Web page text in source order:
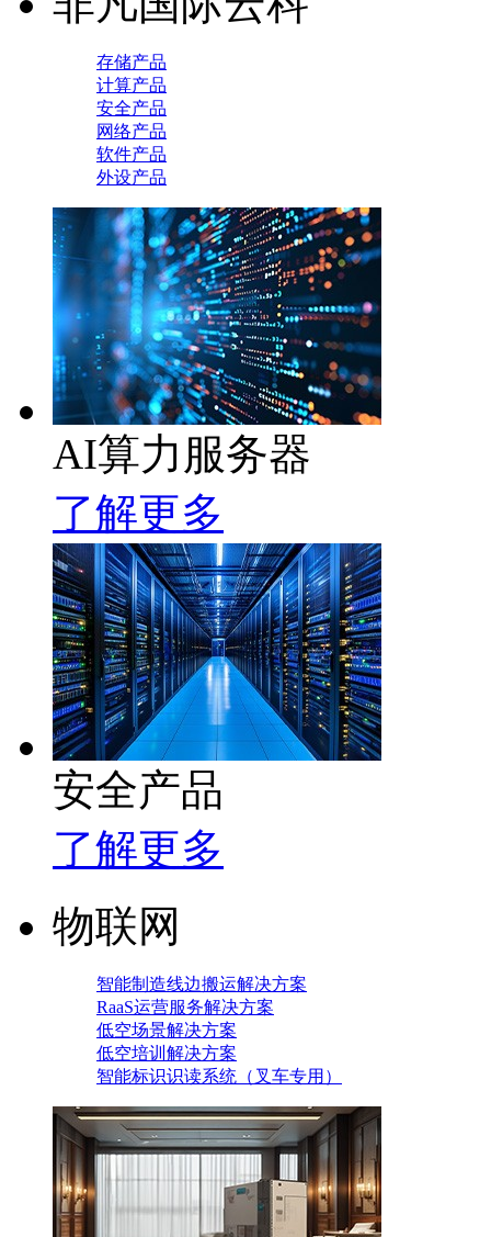
存储产品
计算产品
安全产品
网络产品
软件产品
外设产品
AI算力服务器
了解更多
安全产品
了解更多
物联网
智能制造线边搬运解决方案
RaaS运营服务解决方案
低空场景解决方案
低空培训解决方案
智能标识识读系统（叉车专用）